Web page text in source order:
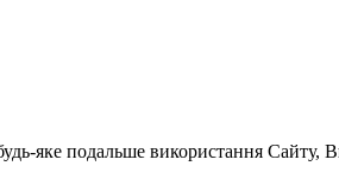
яке подальше використання Сайту,